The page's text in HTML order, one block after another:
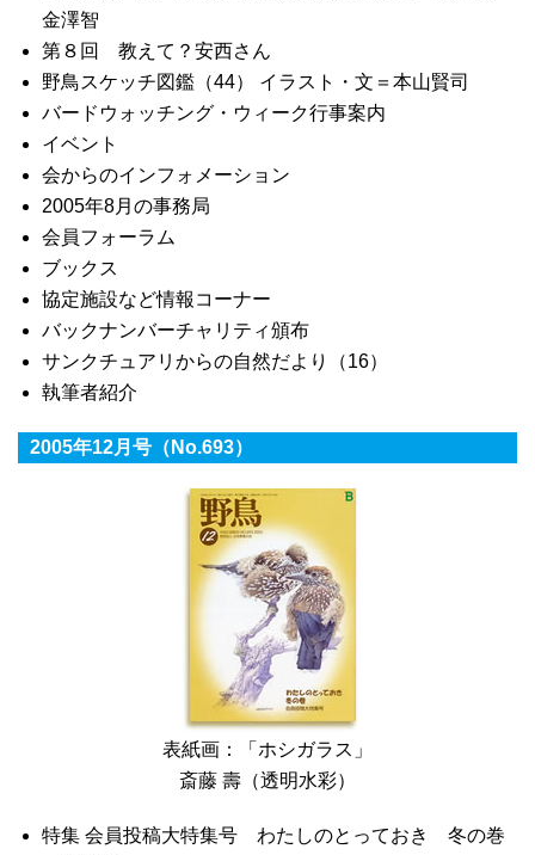
金澤智
第８回 教えて？安西さん
野鳥スケッチ図鑑（44） イラスト・文＝本山賢司
バードウォッチング・ウィーク行事案内
イベント
会からのインフォメーション
2005年8月の事務局
会員フォーラム
ブックス
協定施設など情報コーナー
バックナンバーチャリティ頒布
サンクチュアリからの自然だより（16）
執筆者紹介
2005年12月号（No.693）
表紙画：「ホシガラス」
斎藤 壽（透明水彩）
特集 会員投稿大特集号 わたしのとっておき 冬の巻